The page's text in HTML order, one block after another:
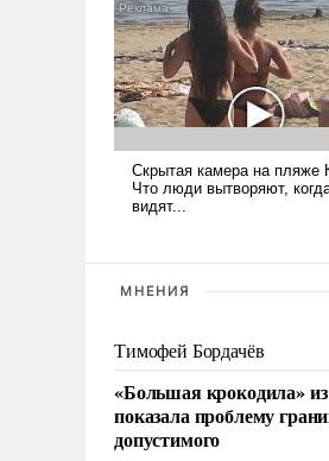
МНЕНИЯ
Тимофей Бордачёв
«Большая крокодила»
показала проблему
допустимого